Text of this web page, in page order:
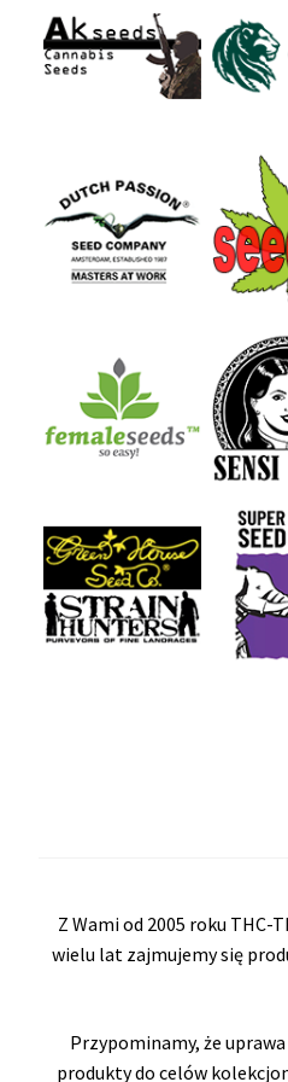
Z Wami od 2005 roku
wielu lat zajmujemy się
Przypominamy, że
produkty do celów